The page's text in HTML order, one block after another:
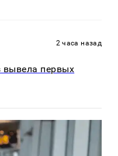
2 часа назад
вывела первых